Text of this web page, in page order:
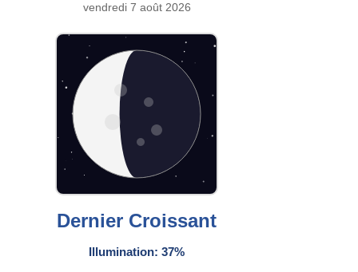
vendredi 7 août 2026
Dernier Croissant
Illumination: 37%